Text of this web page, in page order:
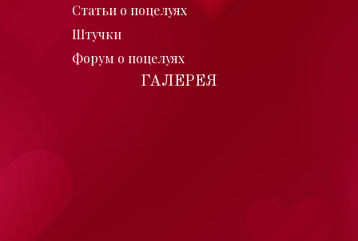
Статьи о поцелуях
Штучки
Форум о поцелуях
ГАЛЕРЕЯ